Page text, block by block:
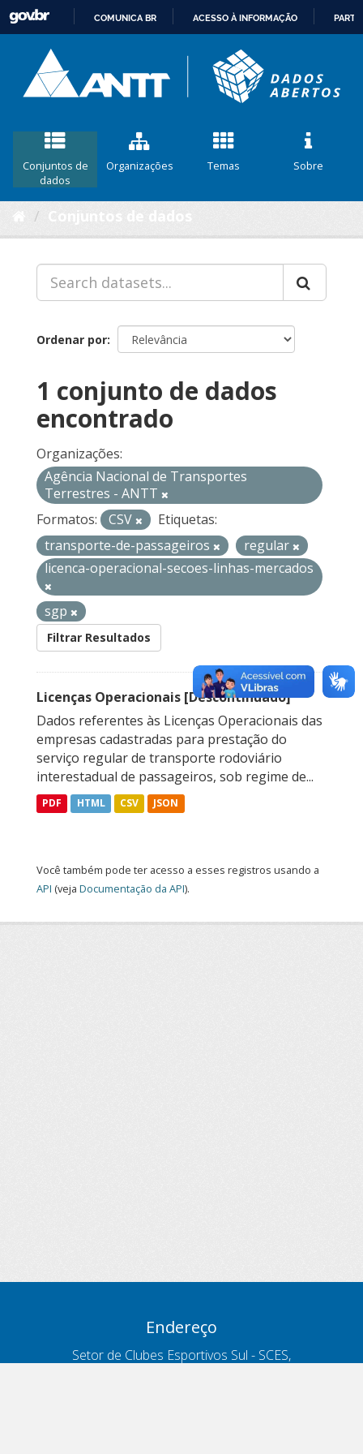
CONTEÚDO
COMUNICA BR ACESSO À INFORMAÇÃO
Conjuntos de
dados
Organizações Temas Sobre
Ordenar por
1 conjunto de dados
encontrado
Organizações:
Agência Nacional de Transportes
Terrestres - ANTT
Formatos:
CSV
Etiquetas:
transporte-de-passageiros
regular
licenca-operacional-secoes-linhas-mercados
sgp
Filtrar Resultados
Licenças Operacionais [Descontinuado]
Dados referentes às Licenças Operacionais das
empresas cadastradas para prestação do
serviço regular de transporte rodoviário
interestadual de passageiros, sob regime de...
PDF HTML CSV JSON
Você também pode ter acesso a esses registros usando a
API (veja Documentação da API).
Endereço
Setor de Clubes Esportivos Sul - SCES,